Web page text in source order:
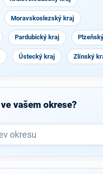
Moravskoslezský kraj
Pardubický kraj
Ústecký kraj Zlínský
vašem okrese?